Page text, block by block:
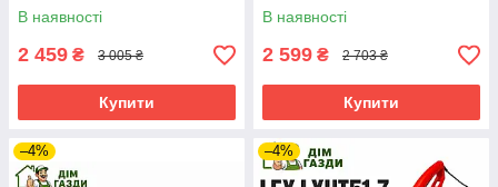
В наявності
2 459 ₴ 3 005 ₴
Купити
В наявності
2 599 ₴ 2 703 ₴
Купити
–4% –4%